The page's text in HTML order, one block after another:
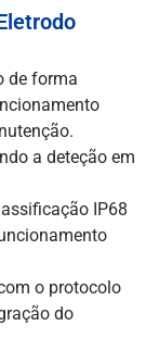
de forma
a deteção em
IP68
o protocolo
do